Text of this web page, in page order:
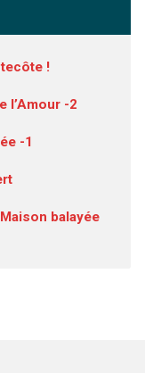
!
l’Amour -2
-1
Maison balayée